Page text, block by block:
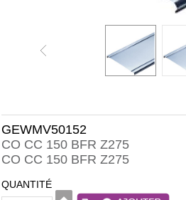
GEWMV50152
CO CC 150 BFR Z275
CO CC 150 BFR Z275
QUANTITÉ